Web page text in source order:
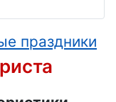
налоговой
праздники